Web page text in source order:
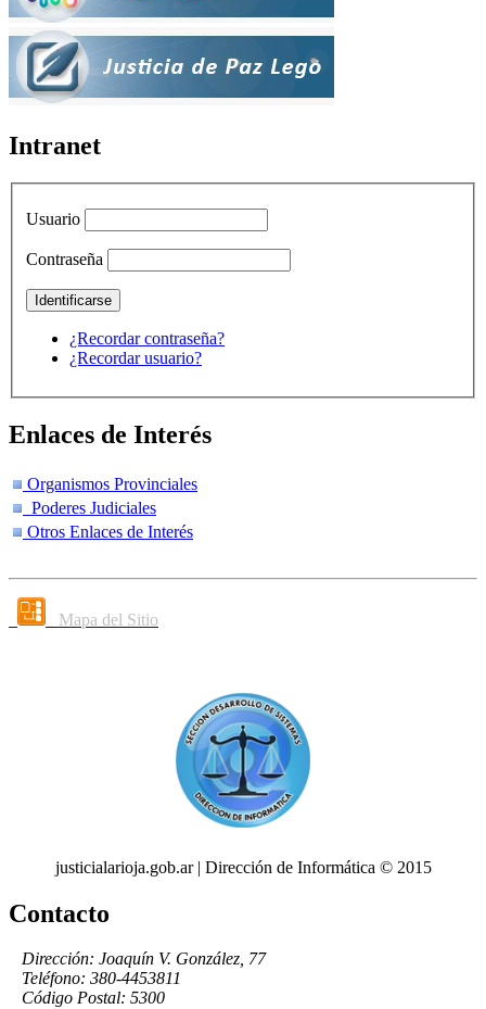
Intranet
Usuario
Contraseña
¿Recordar contraseña?
¿Recordar usuario?
Enlaces de Interés
Organismos Provinciales
Poderes Judiciales
Otros Enlaces de Interés
Mapa del Sitio
justicialarioja.gob.ar | Dirección de Informática © 2015
Contacto
Dirección: Joaquín V. González, 77
Teléfono: 380-4453811
Código Postal: 5300